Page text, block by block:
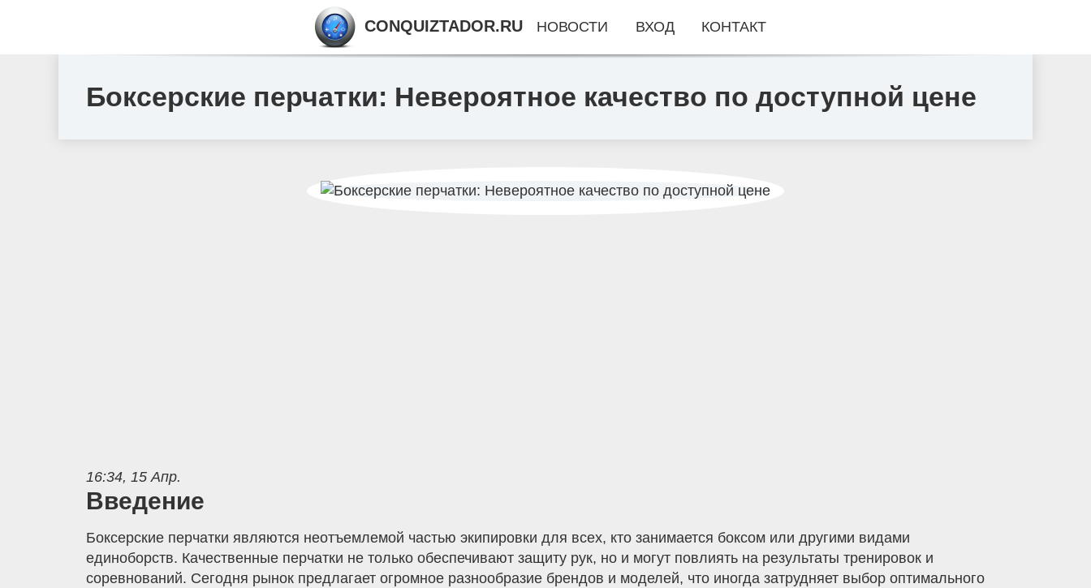
Боксерские перчатки: Невероятное качество по доступной цене
16:34, 15 Апр.
Введение
Боксерские перчатки являются неотъемлемой частью экипировки для всех, кто занимается боксом или другими видами
единоборств. Качественные перчатки не только обеспечивают защиту рук, но и могут повлиять на результаты тренировок и
соревнований. Сегодня рынок предлагает огромное разнообразие брендов и моделей, что иногда затрудняет выбор оптимального
CONQUIZTADOR.RU НОВОСТИ ВХОД КОНТАКТ